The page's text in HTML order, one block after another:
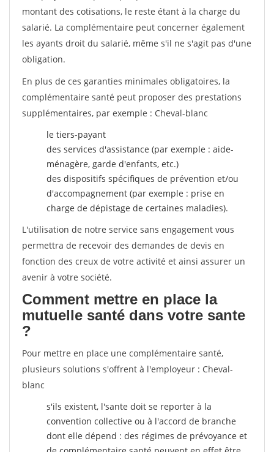
montant des cotisations, le reste étant à la charge du
salarié. La complémentaire peut concerner également
les ayants droit du salarié, même s'il ne s'agit pas d'une
obligation.
En plus de ces garanties minimales obligatoires, la
complémentaire santé peut proposer des prestations
supplémentaires, par exemple : Cheval-blanc
le tiers-payant
des services d'assistance (par exemple : aide-
ménagère, garde d'enfants, etc.)
des dispositifs spécifiques de prévention et/ou
d'accompagnement (par exemple : prise en
charge de dépistage de certaines maladies).
L'utilisation de notre service sans engagement vous
permettra de recevoir des demandes de devis en
fonction des creux de votre activité et ainsi assurer un
avenir à votre société.
Comment mettre en place la
mutuelle santé dans votre sante
?
Pour mettre en place une complémentaire santé,
plusieurs solutions s'offrent à l'employeur : Cheval-
blanc
s'ils existent, l'sante doit se reporter à la
convention collective ou à l'accord de branche
dont elle dépend : des régimes de prévoyance et